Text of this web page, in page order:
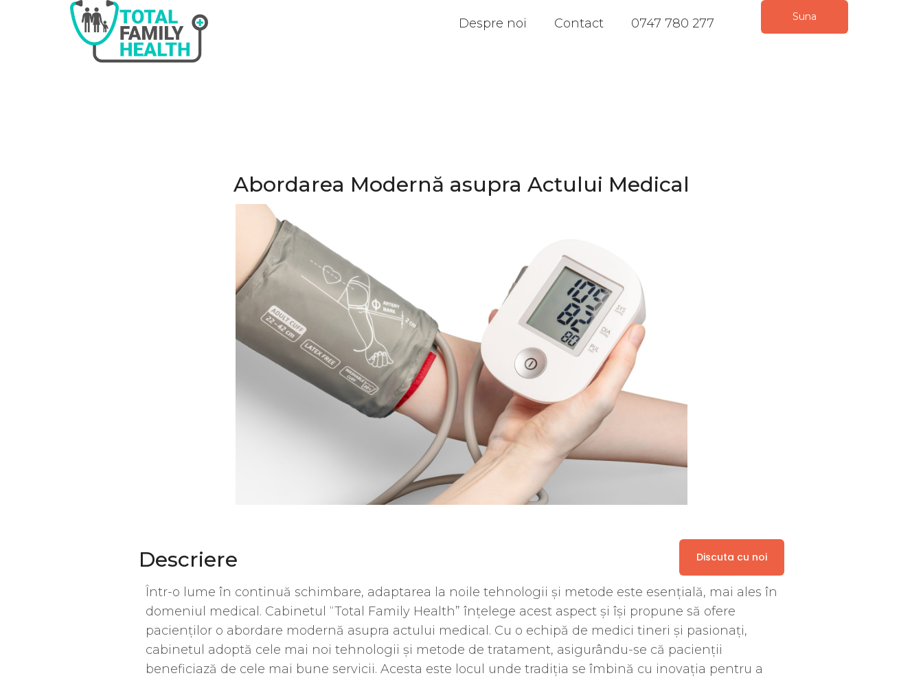
Despre noi Contact 0747 780 277 Suna
Abordarea Modernă asupra Actului Medical
Descriere Discuta cu noi
Într-o lume în continuă schimbare, adaptarea la noile tehnologii și metode este esențială, mai ales în
domeniul medical. Cabinetul “Total Family Health” înțelege acest aspect și își propune să ofere
pacienților o abordare modernă asupra actului medical. Cu o echipă de medici tineri și pasionați,
cabinetul adoptă cele mai noi tehnologii și metode de tratament, asigurându-se că pacienții
beneficiază de cele mai bune servicii. Acesta este locul unde tradiția se îmbină cu inovația pentru a